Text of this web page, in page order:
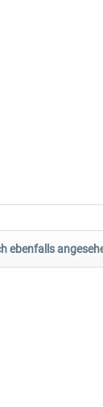
ebenfalls